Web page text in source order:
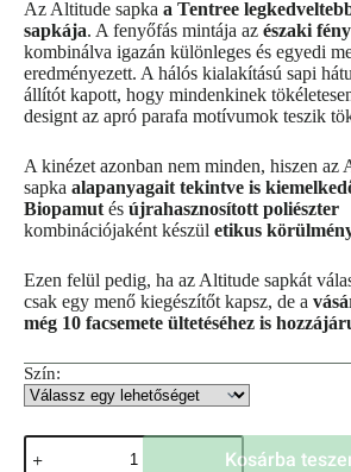
Az Altitude sapka a Tentree
sapkája. A fenyőfás mintája az északi
kombinálva igazán különleges és egyedi
eredményezett. A hálós kialakítású sapi
állítót kapott, hogy mindenkinek
designt az apró parafa motívumok teszik
A kinézet azonban nem minden, hiszen az
sapka alapanyagait tekintve is
Biopamutés újrahasznosított poliészter
kombinációjaként készül etikus
Ezen felül pedig, ha az Altitude sapkát
csak egy menő kiegészítőt kapsz, de a
még 10 facsemete ültetéséhez is
Szín:
Kosárba